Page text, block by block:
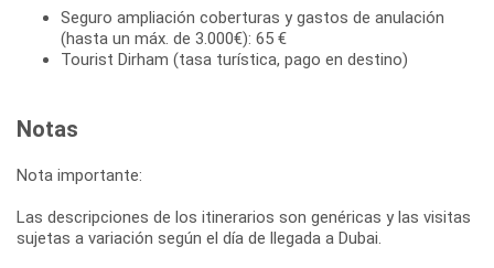
Seguro ampliación coberturas y gastos de anulación
(hasta un máx. de 3.000€): 65 €
Tourist Dirham (tasa turística, pago en destino)
Notas
Nota importante:
Las descripciones de los itinerarios son genéricas y las visitas
sujetas a variación según el día de llegada a Dubai.